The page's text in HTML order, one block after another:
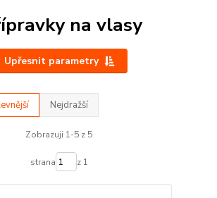
na vlasy
Upřesnit parametry
Nejdražší
Zobrazuji 1-5 z 5
strana z 1